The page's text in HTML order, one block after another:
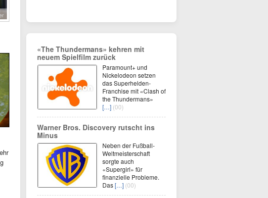
«The Thundermans» kehren mit
neuem Spielfilm zurück
Paramount+ und
Nickelodeon setzen
das Superhelden-
Franchise mit «Clash of
the Thundermans»
[…] (00)
Warner Bros. Discovery rutscht ins
Minus
Neben der Fußball-
Weltmeisterschaft
sorgte auch
«Supergirl» für
finanzielle Probleme.
Das[…] (00)